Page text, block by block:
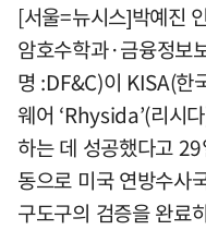
[서울=뉴시스]박예진
암호수학과·금융정보
명 :DF&C)이 KISA(한
웨어 ‘Rhysida’(리시
하는 데 성공했다고
동으로 미국 연방수사
구도구의 검증을 완료